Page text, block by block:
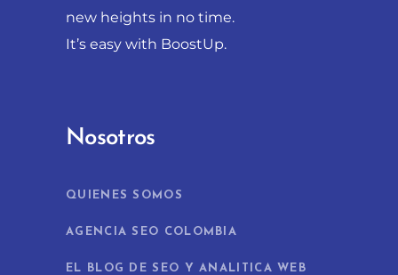
new heights in no time.
It’s easy with BoostUp.
Nosotros
QUIENES SOMOS
AGENCIA SEO COLOMBIA
EL BLOG DE SEO Y ANALITICA WEB